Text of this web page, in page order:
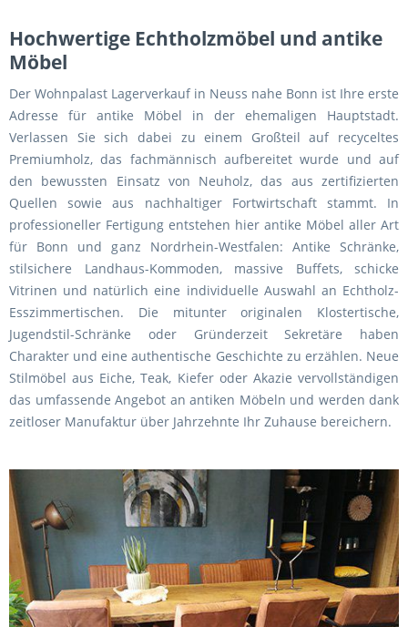
Hochwertige Echtholzmöbel und antike
Möbel
Der Wohnpalast Lagerverkauf in Neuss nahe Bonn ist Ihre erste
Adresse für antike Möbel in der ehemaligen Hauptstadt.
Verlassen Sie sich dabei zu einem Großteil auf recyceltes
Premiumholz, das fachmännisch aufbereitet wurde und auf
den bewussten Einsatz von Neuholz, das aus zertifizierten
Quellen sowie aus nachhaltiger Fortwirtschaft stammt. In
professioneller Fertigung entstehen hier antike Möbel aller Art
für Bonn und ganz Nordrhein-Westfalen: Antike Schränke,
stilsichere Landhaus-Kommoden, massive Buffets, schicke
Vitrinen und natürlich eine individuelle Auswahl an Echtholz-
Esszimmertischen. Die mitunter originalen Klostertische,
Jugendstil-Schränke oder Gründerzeit Sekretäre haben
Charakter und eine authentische Geschichte zu erzählen. Neue
Stilmöbel aus Eiche, Teak, Kiefer oder Akazie vervollständigen
das umfassende Angebot an antiken Möbeln und werden dank
zeitloser Manufaktur über Jahrzehnte Ihr Zuhause bereichern.